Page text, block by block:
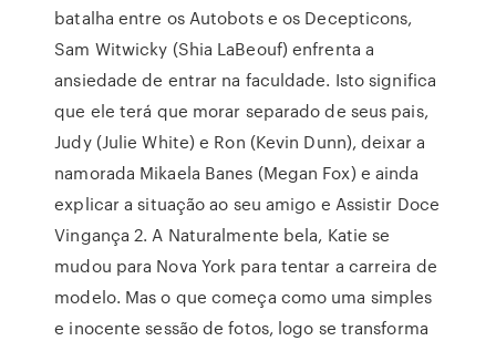
batalha entre os Autobots e os Decepticons,
Sam Witwicky (Shia LaBeouf) enfrenta a
ansiedade de entrar na faculdade. Isto significa
que ele terá que morar separado de seus pais,
Judy (Julie White) e Ron (Kevin Dunn), deixar a
namorada Mikaela Banes (Megan Fox) e ainda
explicar a situação ao seu amigo e Assistir Doce
Vingança 2. A Naturalmente bela, Katie se
mudou para Nova York para tentar a carreira de
modelo. Mas o que começa como uma simples
e inocente sessão de fotos, logo se transforma